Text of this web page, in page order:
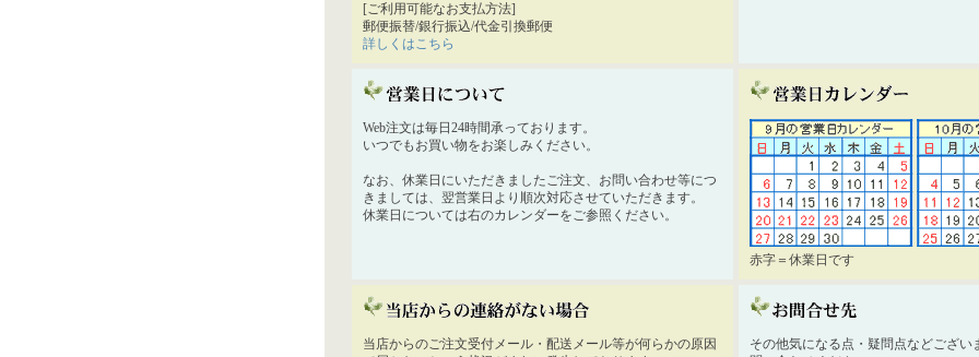
[ご利用可能なお支払方法]
郵便振替/銀行振込/代金引換郵便
詳しくはこちら
Web注文は毎日24時間承っております。
いつでもお買い物をお楽しみください。
なお、休業日にいただきましたご注文、お問い合わせ等につ
きましては、翌営業日より順次対応させていただきます。
休業日については右のカレンダーをご参照ください。
赤字＝休業日です
当店からのご注文受付メール・配送メール等が何らかの原因
その他気になる点・疑問点などござい